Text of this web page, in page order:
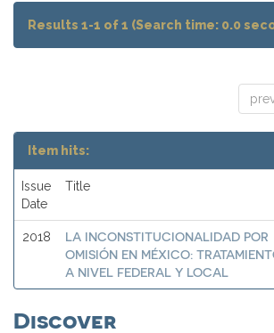
Results 1-1 of 1 (Search time: 0.0
Item hits:
Issue
Date
Title
2018
LA INCONSTITUCIONALIDAD POR
OMISIÓN EN MÉXICO:
A NIVEL FEDERAL Y LOCAL
Discover